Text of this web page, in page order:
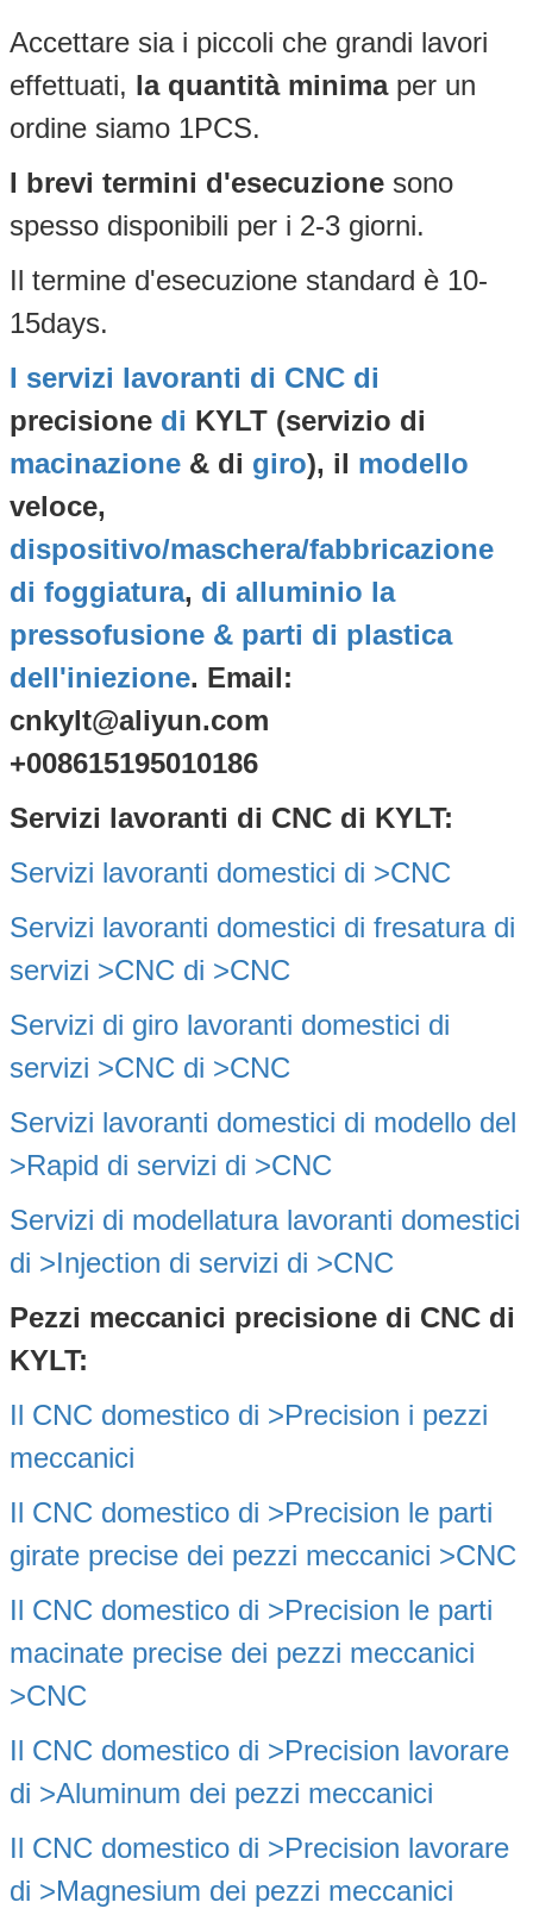
Accettare sia i piccoli che grandi lavori
effettuati, la quantità minimaper un
ordine siamo 1PCS.
I brevi termini d'esecuzione sono
spesso disponibili per i 2-3 giorni.
Il termine d'esecuzione standard è 10-
15days.
I servizi lavoranti di CNC di
precisione di KYLT (servizio di
macinazione & di giro), il modello
veloce,
dispositivo/maschera/fabbricazione
di foggiatura, di alluminio la
pressofusione & parti di plastica
dell'iniezione. Email:
cnkylt@aliyun.com
+008615195010186
Servizi lavoranti di CNC di KYLT:
Servizi lavoranti domestici di >CNC
Servizi lavoranti domestici di fresatura di
servizi >CNC di >CNC
Servizi di giro lavoranti domestici di
servizi >CNC di >CNC
Servizi lavoranti domestici di modello del
>Rapid di servizi di >CNC
Servizi di modellatura lavoranti domestici
di >Injection di servizi di >CNC
Pezzi meccanici precisione di CNC di
KYLT:
Il CNC domestico di >Precision i pezzi
meccanici
Il CNC domestico di >Precision le parti
girate precise dei pezzi meccanici >CNC
Il CNC domestico di >Precision le parti
macinate precise dei pezzi meccanici
>CNC
Il CNC domestico di >Precision lavorare
di >Aluminum dei pezzi meccanici
Il CNC domestico di >Precision lavorare
di >Magnesium dei pezzi meccanici